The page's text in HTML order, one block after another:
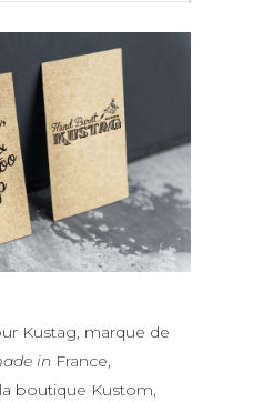
Kustag, marque de
in France,
boutique Kustom,